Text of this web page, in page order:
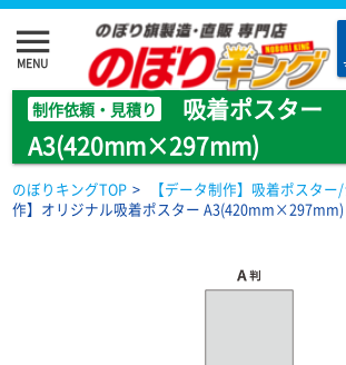
menu
MENU
制作依頼・見積り
吸着ポスター
A3(420mm×297mm)
のぼりキングTOP > 【データ制作】吸着ポスター
作】オリジナル吸着ポスター A3(420mm×297mm)